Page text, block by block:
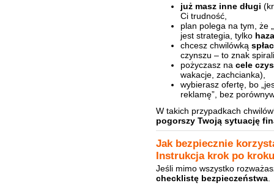
już masz inne długi
Ci trudność,
plan polega na tym, że
jest strategia, tylko
chcesz chwilówką
czynszu – to znak
pożyczasz na cele
wakacje, zachcianka),
wybierasz ofertę, bo
reklamę”, bez
W takich przypadkach
pogorszy Twoją sytuację
Jak bezpiecznie
Instrukcja krok po kroku
Jeśli mimo wszystko
checklistę bezpieczeństwa